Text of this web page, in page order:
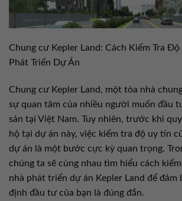
Chung cư Kepler Land: Cách Kiểm Tra Độ
Phát Triển Dự Án
Chung cư Kepler Land, một tòa nhà
sự quan tâm của nhiều người muốn đầu
sản tại Việt Nam. Tuy nhiên, trước khi
hộ tại dự án này, việc kiểm tra độ uy tín
dự án là một bước cực kỳ quan trọng.
chúng ta sẽ cùng nhau tìm hiểu cách
nhà phát triển dự án Kepler Land để đảm
định đầu tư của bạn là đúng đắn.